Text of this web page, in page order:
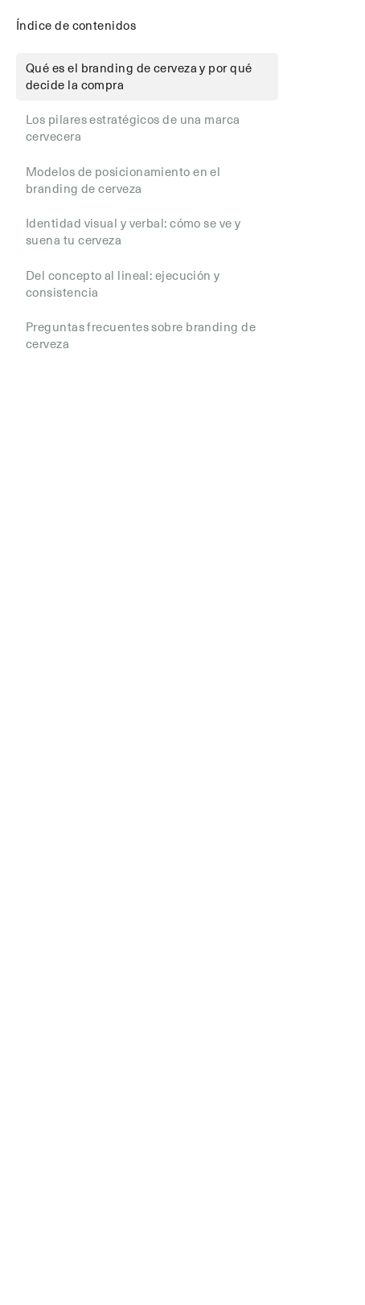
Índice de contenidos
Qué es el branding de cerveza y por qué
decide la compra
Los pilares estratégicos de una marca
cervecera
Modelos de posicionamiento en el
branding de cerveza
Identidad visual y verbal: cómo se ve y
suena tu cerveza
Del concepto al lineal: ejecución y
consistencia
Preguntas frecuentes sobre branding de
cerveza